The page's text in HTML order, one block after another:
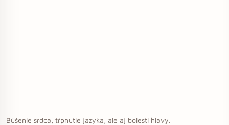
Búšenie srdca, tŕpnutie jazyka, ale aj bolesti hlavy.